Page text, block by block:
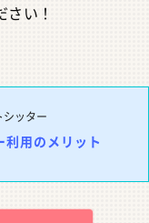
い！
シッター
利用のメリット